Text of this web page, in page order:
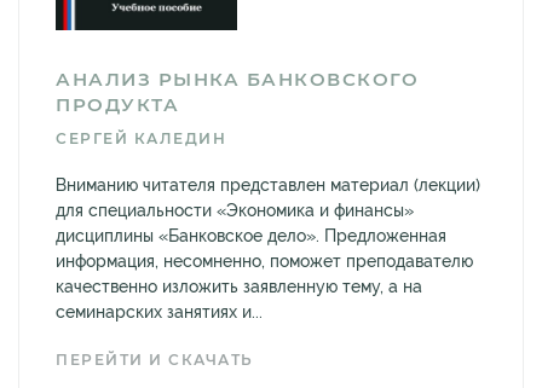
АНАЛИЗ РЫНКА БАНКОВСКОГО
ПРОДУКТА
СЕРГЕЙ КАЛЕДИН
Вниманию читателя представлен материал (лекции)
для специальности «Экономика и финансы»
дисциплины «Банковское дело». Предложенная
информация, несомненно, поможет преподавателю
качественно изложить заявленную тему, а на
семинарских занятиях и...
ПЕРЕЙТИ И СКАЧАТЬ